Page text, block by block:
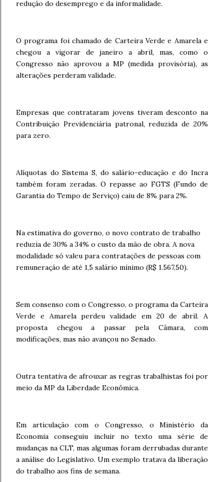
redução do desemprego e da informalidade.
O programa foi chamado de Carteira Verde e Amarela e
chegou a vigorar de janeiro a abril, mas, como o
Congresso não aprovou a MP (medida provisória), as
alterações perderam validade.
Empresas que contrataram jovens tiveram desconto na
Contribuição Previdenciária patronal, reduzida de 20%
para zero.
Alíquotas do Sistema S, do salário-educação e do Incra
também foram zeradas. O repasse ao FGTS (Fundo de
Garantia do Tempo de Serviço) caiu de 8% para 2%.
Na estimativa do governo, o novo contrato de trabalho
reduzia de 30% a 34% o custo da mão de obra. A nova
modalidade só valeu para contratações de pessoas com
remuneração de até 1,5 salário mínimo (R$ 1.567,50).
Sem consenso com o Congresso, o programa da Carteira
Verde e Amarela perdeu validade em 20 de abril. A
proposta chegou a passar pela Câmara, com
modificações, mas não avançou no Senado.
Outra tentativa de afrouxar as regras trabalhistas foi por
meio da MP da Liberdade Econômica.
Em articulação com o Congresso, o Ministério da
Economia conseguiu incluir no texto uma série de
mudanças na CLT, mas algumas foram derrubadas durante
a análise do Legislativo. Um exemplo tratava da liberação
do trabalho aos fins de semana.